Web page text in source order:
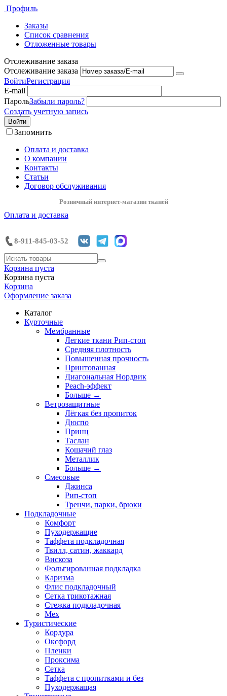
Профиль
Заказы
Список сравнения
Отложенные товары
Отслеживание заказа
Отслеживание заказа
ВойтиРегистрация
E-mail
ПарольЗабыли пароль?
Создать учетную запись
Войти
Запомнить
Оплата и доставка
О компании
Контакты
Статьи
Договор обслуживания
Розничный интернет-магазин тканей
Оплата и доставка
8-911-845-03-52
Корзина пуста
Корзина пуста
Корзина
Оформление заказа
Каталог
Курточные
Мембранные
Легкие ткани Рип-стоп
Средняя плотность
Повышенная прочность
Принтованная
Диагональная Нордвик
Peach-эффект
Больше →
Ветрозащитные
Лёгкая без пропиток
Дюспо
Принц
Таслан
Кошачий глаз
Металлик
Больше →
Смесовые
Джинса
Рип-стоп
Тренчи, парки, брюки
Подкладочные
Комфорт
Пуходержащие
Таффета подкладочная
Твилл, сатин, жаккард
Вискоза
Фольгированная подкладка
Каризма
Флис подкладочный
Сетка трикотажная
Стежка подкладочная
Мех
Туристические
Кордура
Оксфорд
Пленки
Проксима
Сетка
Таффета с пропитками и без
Пуходержащая